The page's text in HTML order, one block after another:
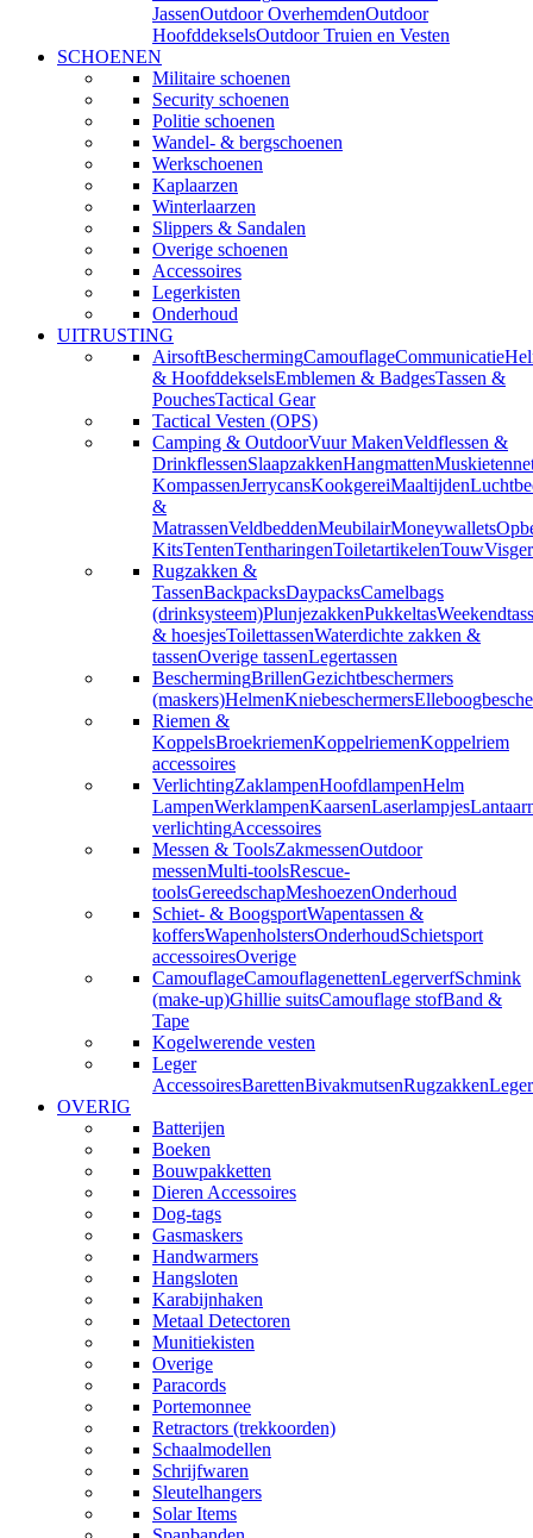
JassenOutdoor OverhemdenOutdoor
HoofddekselsOutdoor Truien en Vesten
SCHOENEN
Militaire schoenen
Security schoenen
Politie schoenen
Wandel- & bergschoenen
Werkschoenen
Kaplaarzen
Winterlaarzen
Slippers & Sandalen
Overige schoenen
Accessoires
Legerkisten
Onderhoud
UITRUSTING
AirsoftBeschermingCamouflageCommunicatie
& HoofddekselsEmblemen & BadgesTassen &
PouchesTactical Gear
Tactical Vesten (OPS)
Camping & OutdoorVuur MakenVeldflessen &
DrinkflessenSlaapzakkenHangmatten
KompassenJerrycansKookgereiMaaltijden
&
MatrassenVeldbeddenMeubilairMoneywallets
KitsTentenTentharingenToiletartikelenTouw
Rugzakken &
TassenBackpacksDaypacksCamelbags
(drinksysteem)PlunjezakkenPukkeltas
& hoesjesToilettassenWaterdichte zakken &
tassenOverige tassenLegertassen
BeschermingBrillenGezichtbeschermers
(maskers)HelmenKniebeschermers
Riemen &
KoppelsBroekriemenKoppelriemenKoppelriem
accessoires
VerlichtingZaklampenHoofdlampenHelm
LampenWerklampenKaarsenLaserlampjes
verlichtingAccessoires
Messen & ToolsZakmessenOutdoor
messenMulti-toolsRescue-
toolsGereedschapMeshoezenOnderhoud
Schiet- & BoogsportWapentassen &
koffersWapenholstersOnderhoudSchietsport
accessoiresOverige
CamouflageCamouflagenettenLegerverfSchmink
(make-up)Ghillie suitsCamouflage stofBand &
Tape
Kogelwerende vesten
Leger
AccessoiresBarettenBivakmutsenRugzakken
OVERIG
Batterijen
Boeken
Bouwpakketten
Dieren Accessoires
Dog-tags
Gasmaskers
Handwarmers
Hangsloten
Karabijnhaken
Metaal Detectoren
Munitiekisten
Overige
Paracords
Portemonnee
Retractors (trekkoorden)
Schaalmodellen
Schrijfwaren
Sleutelhangers
Solar Items